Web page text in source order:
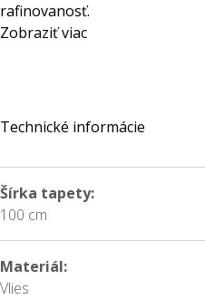
rafinovanosť.
Zobraziť viac
Technické informácie
Šírka tapety:
100 cm
Materiál:
Vlies